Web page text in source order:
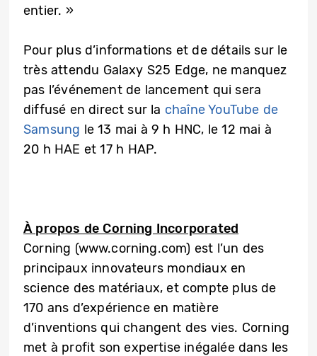
entier. »
Pour plus d’informations et de détails sur le
très attendu Galaxy S25 Edge, ne manquez
pas l’événement de lancement qui sera
diffusé en direct sur la chaîne YouTube de
Samsung le 13 mai à 9 h HNC, le 12 mai à
20 h HAE et 17 h HAP.
À propos de Corning Incorporated
Corning (www.corning.com) est l’un des
principaux innovateurs mondiaux en
science des matériaux, et compte plus de
170 ans d’expérience en matière
d’inventions qui changent des vies. Corning
met à profit son expertise inégalée dans les